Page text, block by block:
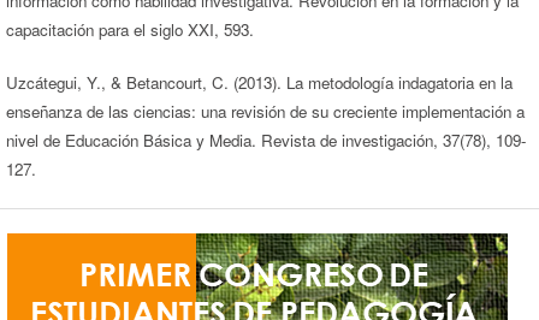
capacitación para el siglo XXI, 593.
Uzcátegui, Y., & Betancourt, C. (2013). La metodología indagatoria en la
enseñanza de las ciencias: una revisión de su creciente implementación a
nivel de Educación Básica y Media. Revista de investigación, 37(78), 109-
127.